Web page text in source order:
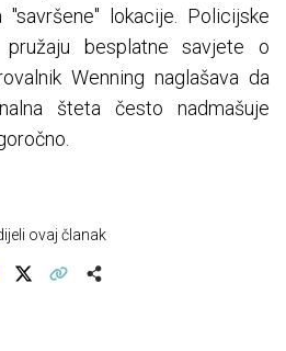
lokacije. Policijske
pružaju besplatne savjete o
Wenning naglašava da
šteta često nadmašuje
ovaj članak